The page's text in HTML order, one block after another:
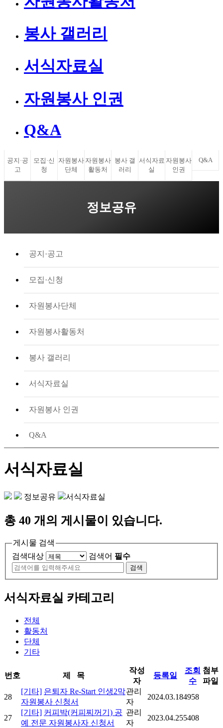
봉사 갤러리
서식자료실
자원봉사 인권
Q&A
공지·공
고
모집·신
청
자원봉사
단체
자원봉사
활동처
봉사 갤
러리
서식자료
실
자원봉사
인권
Q&A
정보공유
공지·공고
모집·신청
자원봉사단체
자원봉사활동처
봉사 갤러리
서식자료실
자원봉사 인권
Q&A
서식자료실
정보공유 서식자료실
총 40 개의 게시물이 있습니다.
게시물 검색
검색대상
검색어 필수
검색
서식자료실 카테고리
전체
활동처
단체
기타
번호 제 목
작성
자
등록일
조회
수
첨부
파일
28
[기타] 은퇴자 Re-Start 인생2막
자원봉사 신청서
관리
자
2024.03.184958
27
[기타] 커피박(커피찌꺼기) 공
예 전문 자원봉사자 신청서
관리
자
2023.04.255408